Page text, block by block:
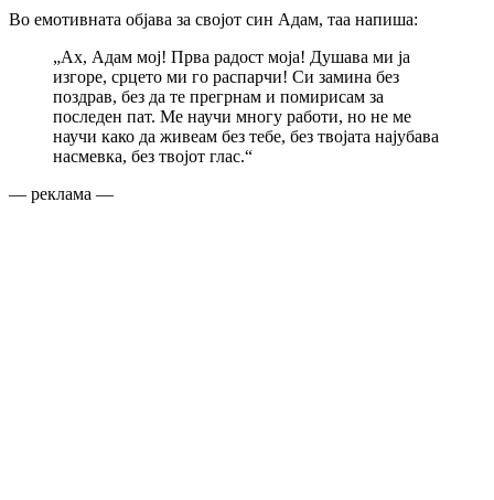
Во емотивната објава за својот син Адам, таа напиша:
„Ах, Адам мој! Прва радост моја! Душава ми ја
изгоре, срцето ми го распарчи! Си замина без
поздрав, без да те прегрнам и помирисам за
последен пат. Ме научи многу работи, но не ме
научи како да живеам без тебе, без твојата најубава
насмевка, без твојот глас.“
— реклама —